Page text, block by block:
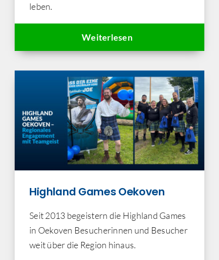
leben.
Weiterlesen
Highland Games Oekoven
Seit 2013 begeistern die Highland Games
in Oekoven Besucherinnen und Besucher
weit über die Region hinaus.